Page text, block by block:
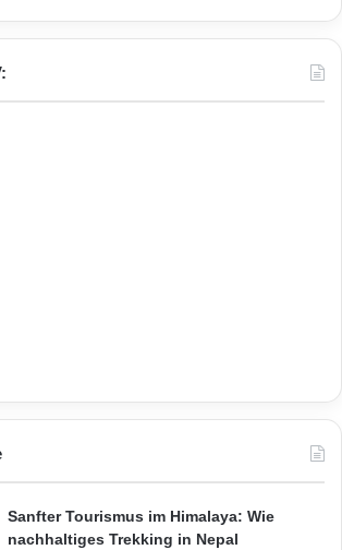
Sanfter Tourismus im Himalaya: Wie
nachhaltiges Trekking in Nepal